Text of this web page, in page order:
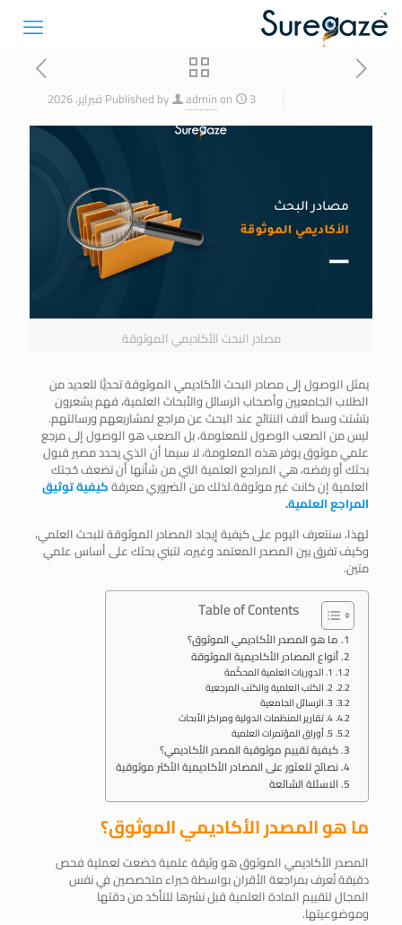
Published by adminon 3 فبراير، 2026
مصادر البحث الأكاديمي الموثوقة
يمثل الوصول إلىمصادر البحث الأكاديمي الموثوقةتحديًّا للعديد من
الطلاب الجامعيين وأصحاب الرسائل والأبحاث العلمية، فهم يشعرون
بتشتت وسط آلاف النتائج عند البحث عن مراجع لمشاريعهم ورسالتهم.
ليس من الصعب الوصول للمعلومة، بل الصعب هو الوصول إلى مرجع
علمي موثوق يوفر هذه المعلومة، لا سيما أن الذي يحدد مصير قبول
بحثك أو رفضه، هي المراجع العلمية التي من شأنها أن تضعف حُجتك
العلمية إن كانت غير موثوقة.لذلك من الضروري معرفةكيفية توثيق
المراجع العلمية.
لهذا، سنتعرف اليوم على كيفية إيجاد المصادر الموثوقة للبحث العلمي،
وكيف تفرق بين المصدر المعتمد وغيره، لتبني بحثك على أساس علمي
متين.
Table of Contents
ما هو المصدر الأكاديمي الموثوق؟
أنواع المصادر الأكاديمية الموثوقة
1. الدوريات العلمية المحكّمة
2. الكتب العلمية والكتب المرجعية
3. الرسائل الجامعية
4. تقارير المنظمات الدولية ومراكز الأبحاث
5. أوراق المؤتمرات العلمية
كيفية تقييم موثوقية المصدر الأكاديمي؟
نصائح للعثور على المصادر الأكاديمية الأكثر موثوقية
الاسئلة الشائعة
ما هو المصدر الأكاديمي الموثوق؟
المصدر الأكاديمي الموثوق هو وثيقة علمية خضعت لعملية فحص
دقيقة تُعرف بمراجعة الأقران بواسطة خبراء متخصصين في نفس
المجال لتقييم المادة العلمية قبل نشرها للتأكد من دقتها
وموضوعيتها.